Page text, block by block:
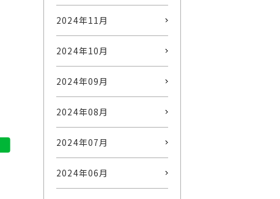
2024年11月
2024年10月
2024年09月
2024年08月
2024年07月
2024年06月